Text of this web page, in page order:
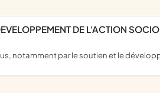
DE L'ACTION
notamment par le soutien et le